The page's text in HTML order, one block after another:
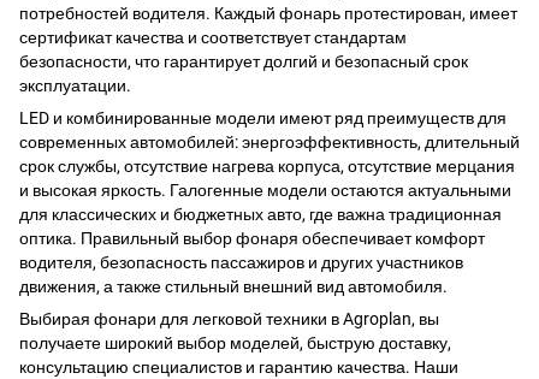
потребностей водителя. Каждый фонарь протестирован, имеет
сертификат качества и соответствует стандартам
безопасности, что гарантирует долгий и безопасный срок
эксплуатации.
LED и комбинированные модели имеют ряд преимуществ для
современных автомобилей: энергоэффективность, длительный
срок службы, отсутствие нагрева корпуса, отсутствие мерцания
и высокая яркость. Галогенные модели остаются актуальными
для классических и бюджетных авто, где важна традиционная
оптика. Правильный выбор фонаря обеспечивает комфорт
водителя, безопасность пассажиров и других участников
движения, а также стильный внешний вид автомобиля.
Выбирая фонари для легковой техники в Agroplan, вы
получаете широкий выбор моделей, быструю доставку,
консультацию специалистов и гарантию качества. Наши